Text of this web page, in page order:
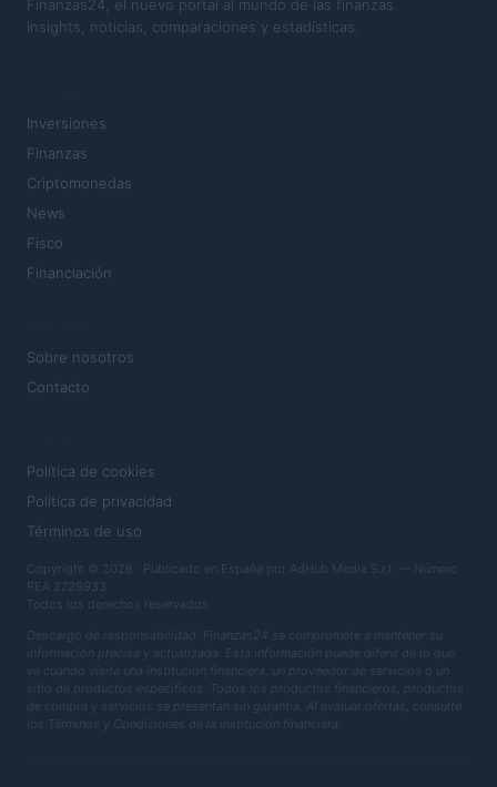
Finanzas24, el nuevo portal al mundo de las finanzas.
Insights, noticias, comparaciones y estadísticas.
Inversiones
Finanzas
Criptomonedas
News
Fisco
Financiación
Sobre nosotros
Contacto
Política de cookies
Política de privacidad
Términos de uso
Copyright © 2026 · Publicado en España por AdHub Media S.r.l. — Número
REA 2729933
Todos los derechos reservados
Descargo de responsabilidad: Finanzas24 se compromete a mantener su
información precisa y actualizada. Esta información puede diferir de lo que
ve cuando visita una institución financiera, un proveedor de servicios o un
sitio de productos específicos. Todos los productos financieros, productos
de compra y servicios se presentan sin garantía. Al evaluar ofertas, consulte
los Términos y Condiciones de la institución financiera.